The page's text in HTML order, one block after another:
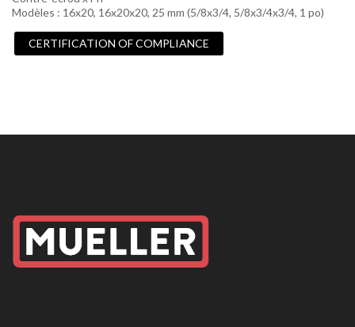
Modèles : 16x20, 16x20x20, 25 mm (5/8x3/4, 5/8x3/4x3/4, 1 po)
CERTIFICATION OF COMPLIANCE